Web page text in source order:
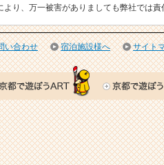
より、万一被害がありましても弊社では
い合わせ 宿泊施設様へ サイト